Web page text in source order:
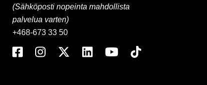
(Sähköposti nopeinta mahdollista
palvelua varten)
+468-673 33 50